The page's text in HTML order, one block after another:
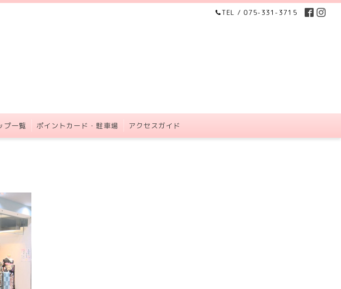
TEL / 075-331-3715
プ一覧 ポイントカード・駐車場 アクセスガイド